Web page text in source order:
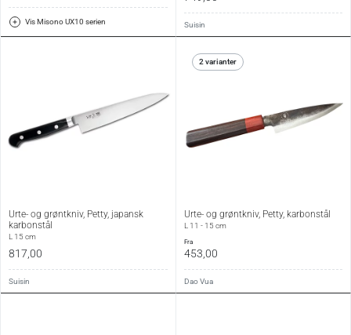
Vis Misono UX10 serien Suisin
Urte- og grøntkniv, Petty, japansk
karbonstål
L 15 cm
817,00
Suisin
2 varianter
Urte- og grøntkniv, Petty, karbonstål
L 11 - 15 cm
fra
453,00
Dao Vua